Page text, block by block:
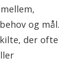
og mål.
der ofte